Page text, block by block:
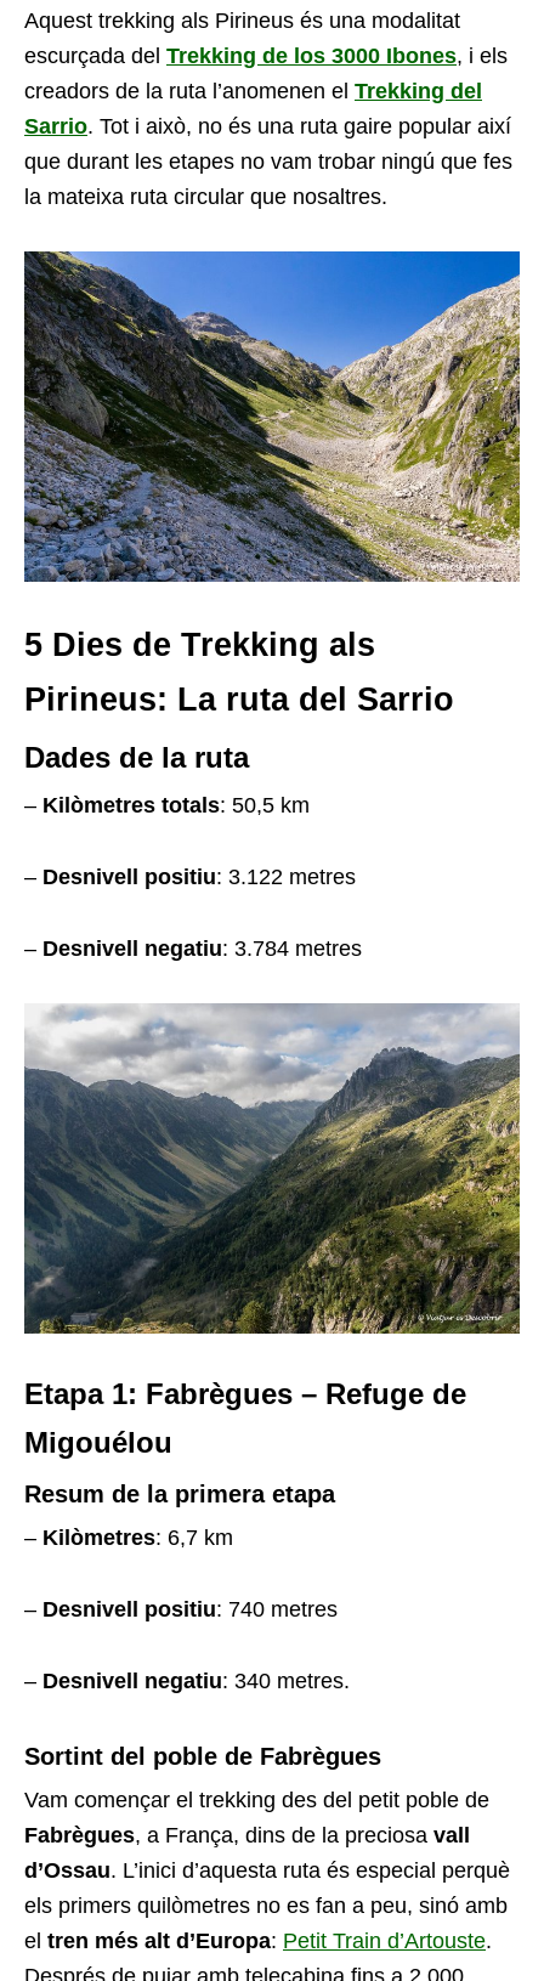
Aquest trekking als Pirineus és una modalitat
escurçada del Trekking de los 3000 Ibones, i els
creadors de la ruta l’anomenen el Trekking del
Sarrio. Tot i això, no és una ruta gaire popular així
que durant les etapes no vam trobar ningú que fes
la mateixa ruta circular que nosaltres.
5 Dies de Trekking als
Pirineus: La ruta del Sarrio
Dades de la ruta
– Kilòmetres totals: 50,5 km
– Desnivell positiu: 3.122 metres
– Desnivell negatiu: 3.784 metres
Etapa 1: Fabrègues – Refuge de
Migouélou
Resum de la primera etapa
– Kilòmetres: 6,7 km
– Desnivell positiu: 740 metres
– Desnivell negatiu: 340 metres.
Sortint del poble de Fabrègues
Vam començar el trekking des del petit poble de
Fabrègues, a França, dins de la preciosa vall
d’Ossau. L’inici d’aquesta ruta és especial perquè
els primers quilòmetres no es fan a peu, sinó amb
el tren més alt d’Europa: Petit Train d’Artouste.